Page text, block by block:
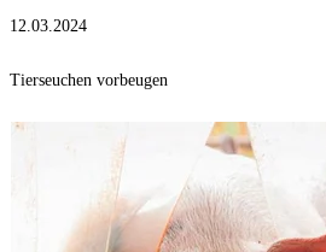
12.03.2024
Tierseuchen vorbeugen